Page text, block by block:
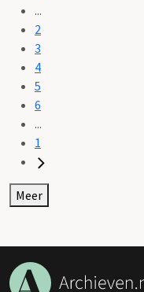
...
2
3
4
5
6
...
1
Meer